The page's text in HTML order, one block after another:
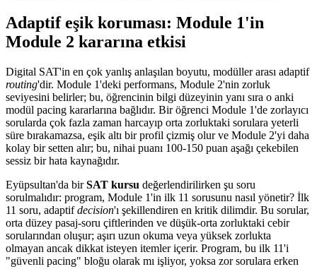
Adaptif eşik koruması: Module 1'in
Module 2 kararına etkisi
Digital SAT'in en çok yanlış anlaşılan boyutu, modüller arası adaptif
routing'dir. Module 1'deki performans, Module 2'nin zorluk
seviyesini belirler; bu, öğrencinin bilgi düzeyinin yanı sıra o anki
modül pacing kararlarına bağlıdır. Bir öğrenci Module 1'de zorlayıcı
sorularda çok fazla zaman harcayıp orta zorluktaki sorulara yeterli
süre bırakamazsa, eşik altı bir profil çizmiş olur ve Module 2'yi daha
kolay bir setten alır; bu, nihai puanı 100-150 puan aşağı çekebilen
sessiz bir hata kaynağıdır.
Eyüpsultan'da birSAT kursu değerlendirilirken şu soru
sorulmalıdır: program, Module 1'in ilk 11 sorusunu nasıl yönetir? İlk
11 soru, adaptifdecision'ı şekillendiren en kritik dilimdir. Bu sorular,
orta düzey pasaj-soru çiftlerinden ve düşük-orta zorluktaki cebir
sorularından oluşur; aşırı uzun okuma veya yüksek zorlukta
olmayan ancak dikkat isteyen itemler içerir. Program, bu ilk 11'i
"güvenli pacing" bloğu olarak mı işliyor, yoksa zor sorulara erken